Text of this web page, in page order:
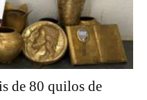
de 80 quilos de